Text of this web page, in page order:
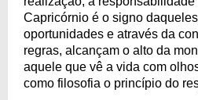
Capricórnio é o signo
oportunidades e através da
regras, alcançam o alto da
aquele que vê a vida com
como filosofia o princípio do